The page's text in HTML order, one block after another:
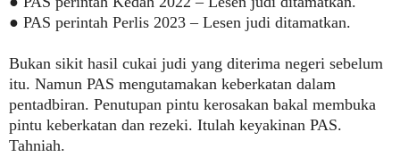
● PAS perintah Perlis 2023 – Lesen judi ditamatkan.
Bukan sikit hasil cukai judi yang diterima negeri sebelum
itu. Namun PAS mengutamakan keberkatan dalam
pentadbiran. Penutupan pintu kerosakan bakal membuka
pintu keberkatan dan rezeki. Itulah keyakinan PAS.
Tahniah.